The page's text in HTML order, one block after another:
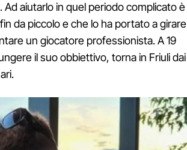
aiutarlo in quel periodo complicato è
da piccolo e che lo ha portato a girare
un giocatore professionista. A 19
il suo obbiettivo, torna in Friuli dai